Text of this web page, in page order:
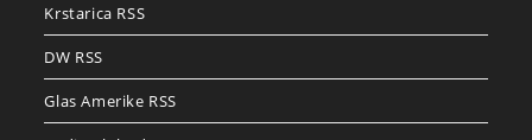
Krstarica RSS
DW RSS
Glas Amerike RSS